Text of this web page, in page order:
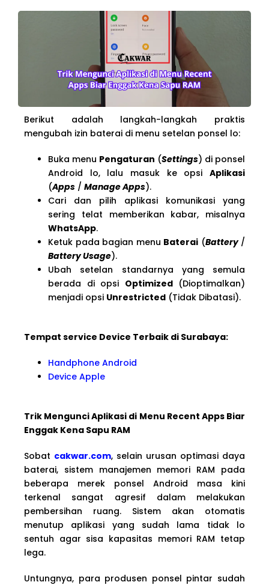
Berikut adalah langkah-langkah praktis
mengubah izin baterai di menu setelan ponsel lo:
Buka menu Pengaturan (Settings) di ponsel
Android lo, lalu masuk ke opsi Aplikasi
(Apps / Manage Apps).
Cari dan pilih aplikasi komunikasi yang
sering telat memberikan kabar, misalnya
WhatsApp.
Ketuk pada bagian menu Baterai (Battery/
Battery Usage).
Ubah setelan standarnya yang semula
berada di opsi Optimized(Dioptimalkan)
menjadi opsi Unrestricted (Tidak Dibatasi).
Tempat service Device Terbaik di Surabaya:
Handphone Android
Device Apple
Trik Mengunci Aplikasi di Menu Recent Apps Biar
Enggak Kena Sapu RAM
Sobat cakwar.com, selain urusan optimasi daya
baterai, sistem manajemen memori RAM pada
beberapa merek ponsel Android masa kini
terkenal sangat agresif dalam melakukan
pembersihan ruang. Sistem akan otomatis
menutup aplikasi yang sudah lama tidak lo
sentuh agar sisa kapasitas memori RAM tetap
lega.
Untungnya, para produsen ponsel pintar sudah